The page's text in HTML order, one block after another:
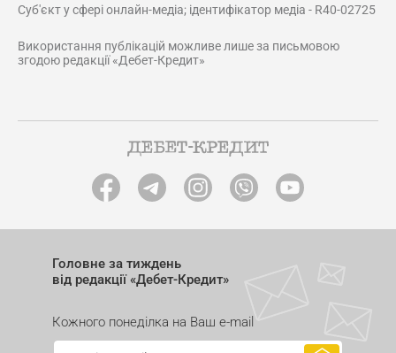
Суб'єкт у сфері онлайн-медіа; ідентифікатор медіа - R40-02725
Використання публікацій можливе лише за письмовою
згодою редакції «Дебет-Кредит»
Головне за тиждень
від редакції «Дебет-Кредит»
Кожного понеділка на Ваш e-mail